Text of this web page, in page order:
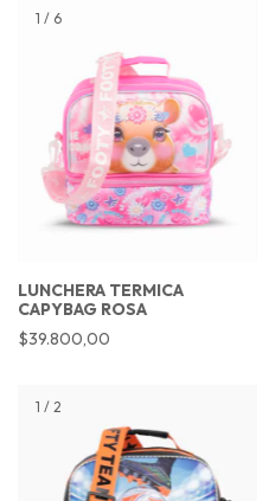
1 / 6
LUNCHERA TERMICA
CAPYBAG ROSA
$39.800,00
1 / 2